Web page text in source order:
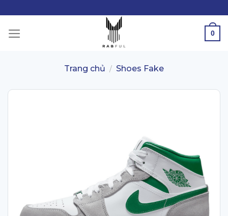
to
content
0
Trang chủ / Shoes Fake